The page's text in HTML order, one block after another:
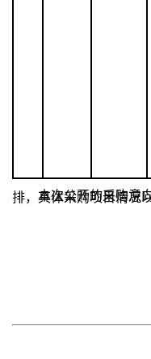
本次公开的采购意向是本单位政府采购工作